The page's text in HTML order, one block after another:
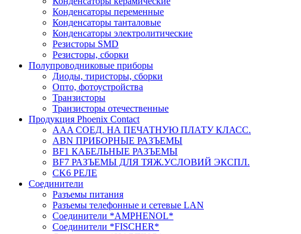
Конденсаторы переменные
Конденсаторы танталовые
Конденсаторы электролитические
Резисторы SMD
Резисторы, сборки
Полупроводниковые приборы
Диоды, тиристоры, сборки
Опто, фотоустройства
Транзисторы
Транзисторы отечественные
Продукция Phoenix Contact
AAA СОЕД. НА ПЕЧАТНУЮ ПЛАТУ КЛАСС.
ABN ПРИБОРНЫЕ РАЗЪЕМЫ
BF1 КАБЕЛЬНЫЕ РАЗЪЕМЫ
BF7 РАЗЪЕМЫ ДЛЯ ТЯЖ.УСЛОВИЙ ЭКСПЛ.
CK6 РЕЛЕ
Соединители
Разъемы питания
Разъемы телефонные и сетевые LAN
Соединители *AMPHENOL*
Соединители *FISCHER*